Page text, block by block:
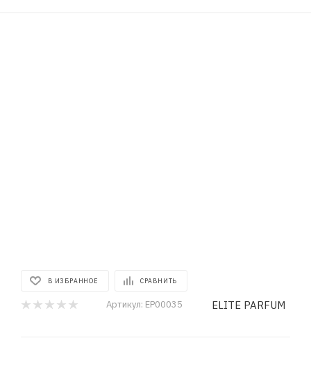
В ИЗБРАННОЕ СРАВНИТЬ
Артикул: EP00035 ELITE PARFUM